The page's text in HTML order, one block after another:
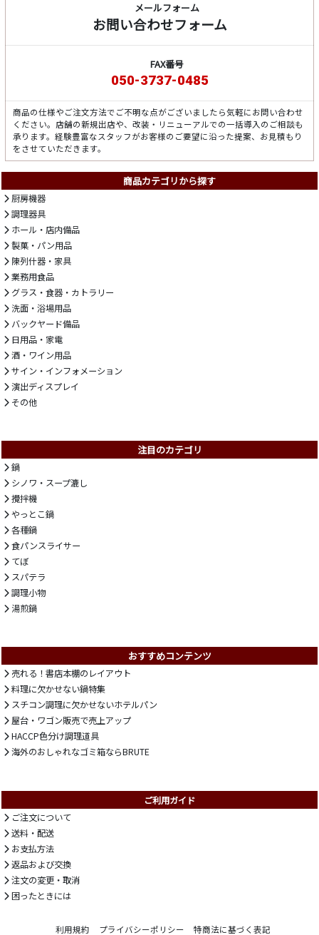
メールフォーム
お問い合わせフォーム
FAX番号
050-3737-0485
商品の仕様やご注文方法でご不明な点がございましたら気軽にお問い合わせ
ください。店舗の新規出店や、改装・リニューアルでの一括導入のご相談も
承ります。経験豊富なスタッフがお客様のご要望に沿った提案、お見積もり
をさせていただきます。
商品カテゴリから探す
厨房機器
調理器具
ホール・店内備品
製菓・パン用品
陳列什器・家具
業務用食品
グラス・食器・カトラリー
洗面・浴場用品
バックヤード備品
日用品・家電
酒・ワイン用品
サイン・インフォメーション
演出ディスプレイ
その他
注目のカテゴリ
鍋
シノワ・スープ漉し
攪拌機
やっとこ鍋
各種鍋
食パンスライサー
てぼ
スパテラ
調理小物
湯煎鍋
おすすめコンテンツ
売れる！書店本棚のレイアウト
料理に欠かせない鍋特集
スチコン調理に欠かせないホテルパン
屋台・ワゴン販売で売上アップ
HACCP色分け調理道具
海外のおしゃれなゴミ箱ならBRUTE
ご利用ガイド
ご注文について
送料・配送
お支払方法
返品および交換
注文の変更・取消
困ったときには
利用規約 プライバシーポリシー 特商法に基づく表記